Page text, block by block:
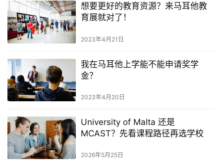
想要更好的教育资源？来马耳他教
育展就对了！
2023年4月21日
我在马耳他上学能不能申请奖学
金？
2023年4月20日
University of Malta 还是
MCAST？先看课程路径再选学校
2026年5月25日